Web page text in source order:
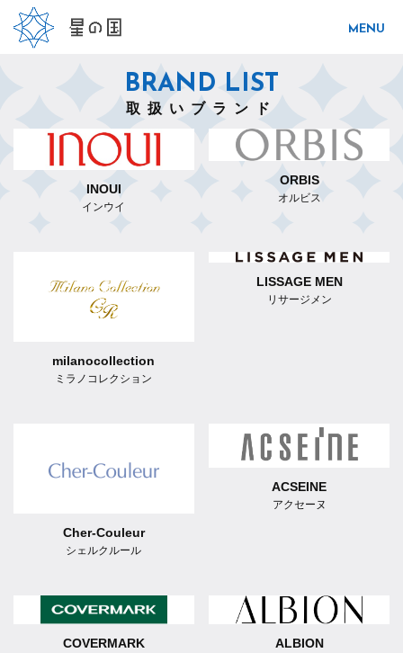
BRAND LIST
取扱いブランド
INOUI
インウイ
ORBIS
オルビス
milanocollection
ミラノコレクション
LISSAGE MEN
リサージメン
Cher-Couleur
シェルクルール
ACSEINE
アクセーヌ
COVERMARK ALBION